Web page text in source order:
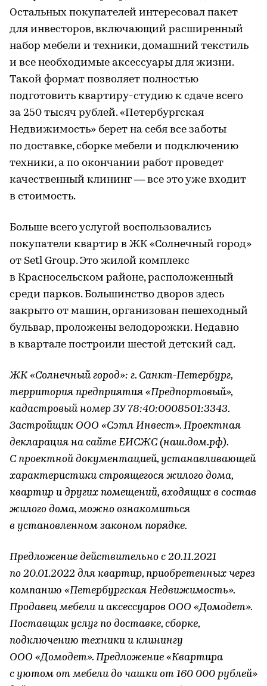
Остальных покупателей интересовал пакет
для инвесторов, включающий расширенный
набор мебели и техники, домашний текстиль
и все необходимые аксессуары для жизни.
Такой формат позволяет полностью
подготовить квартиру-студию к сдаче всего
за 250 тысяч рублей. «Петербургская
Недвижимость» берет на себя все заботы
по доставке, сборке мебели и подключению
техники, а по окончании работ проведет
качественный клининг — все это уже входит
в стоимость.
Больше всего услугой воспользовались
покупатели квартир в ЖК «Солнечный город»
от Setl Group. Это жилой комплекс
в Красносельском районе, расположенный
среди парков. Большинство дворов здесь
закрыто от машин, организован пешеходный
бульвар, проложены велодорожки. Недавно
в квартале построили шестой детский сад.
ЖК «Солнечный город»: г. Санкт-Петербург,
территория предприятия «Предпортовый»,
кадастровый номер ЗУ 78:40:0008501:3343.
Застройщик ООО «Сэтл Инвест». Проектная
декларация на сайте ЕИСЖС (наш.дом.рф).
С проектной документацией, устанавливающей
характеристики строящегося жилого дома,
квартир и других помещений, входящих в состав
жилого дома, можно ознакомиться
в установленном законом порядке.
Предложение действительно с 20.11.2021
по 20.01.2022 для квартир, приобретенных через
компанию «Петербургская Недвижимость».
Продавец мебели и аксессуаров ООО «Домодет».
Поставщик услуг по доставке, сборке,
подключению техники и клинингу
ООО «Домодет». Предложение «Квартира
с уютом от мебели до чашки от 160 000 рублей»